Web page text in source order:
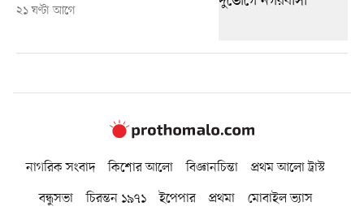
২১ ঘণ্টা আগে
নাগরিক সংবাদ কিশোর আলো বিজ্ঞানচিন্তা
প্রথম আলো ট্রাস্ট
বন্ধুসভা
চিরন্তন ১৯৭১ ইপেপার প্রথমা মোবাইল ভ্যাস